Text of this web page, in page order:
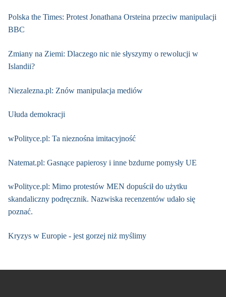
Polska the Times: Protest Jonathana Orsteina przeciw manipulacji
BBC
Zmiany na Ziemi: Dlaczego nic nie słyszymy o rewolucji w
Islandii?
Niezalezna.pl: Znów manipulacja mediów
Ułuda demokracji
wPolityce.pl: Ta nieznośna imitacyjność
Natemat.pl: Gasnące papierosy i inne bzdurne pomysły UE
wPolityce.pl: Mimo protestów MEN dopuścił do użytku
skandaliczny podręcznik. Nazwiska recenzentów udało się
poznać.
Kryzys w Europie - jest gorzej niż myślimy